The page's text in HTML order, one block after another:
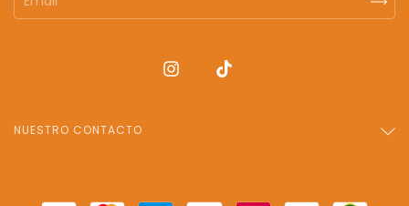
NUESTRO CONTACTO